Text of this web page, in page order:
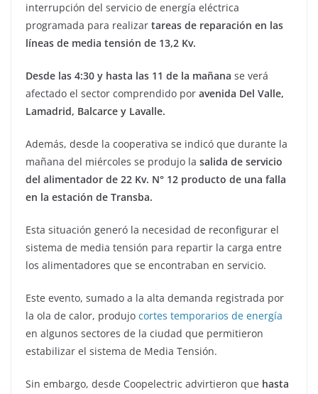
interrupción del servicio de energía eléctrica
programada para realizar tareas de reparación en las
líneas de media tensión de 13,2 Kv.
Desde las 4:30 y hasta las 11 de la mañana se verá
afectado el sector comprendido por avenida Del Valle,
Lamadrid, Balcarce y Lavalle.
Además, desde la cooperativa se indicó que durante la
mañana del miércoles se produjo la salida de servicio
del alimentador de 22 Kv. N° 12 producto de una falla
en la estación de Transba.
Esta situación generó la necesidad de reconfigurar el
sistema de media tensión para repartir la carga entre
los alimentadores que se encontraban en servicio.
Este evento, sumado a la alta demanda registrada por
la ola de calor, produjo cortes temporarios de energía
en algunos sectores de la ciudad que permitieron
estabilizar el sistema de Media Tensión.
Sin embargo, desde Coopelectric advirtieron que hasta